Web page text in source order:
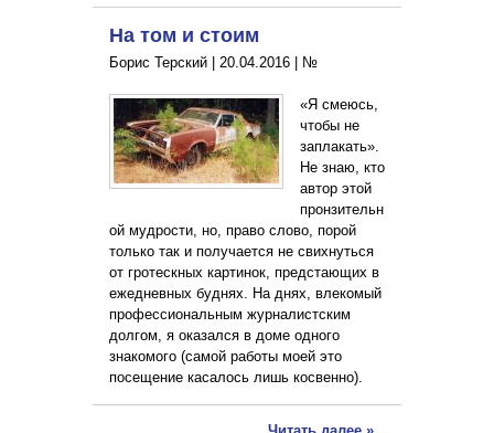
На том и стоим
Борис Терский | 20.04.2016 №
«Я смеюсь,
чтобы не
заплакать».
Не знаю, кто
автор этой
пронзительн
ой мудрости, но, право слово, порой
только так и получается не свихнуться
от гротескных картинок, предстающих в
ежедневных буднях. На днях, влекомый
профессиональным журналистским
долгом, я оказался в доме одного
знакомого (самой работы моей это
посещение касалось лишь косвенно).